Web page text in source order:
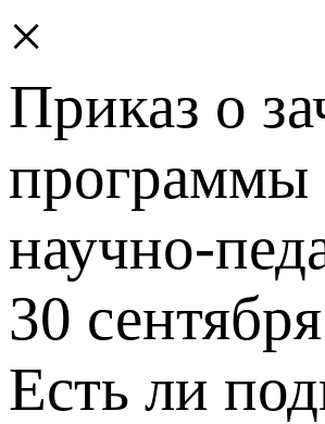
×
Приказ о
программы
научно-
30
Есть ли